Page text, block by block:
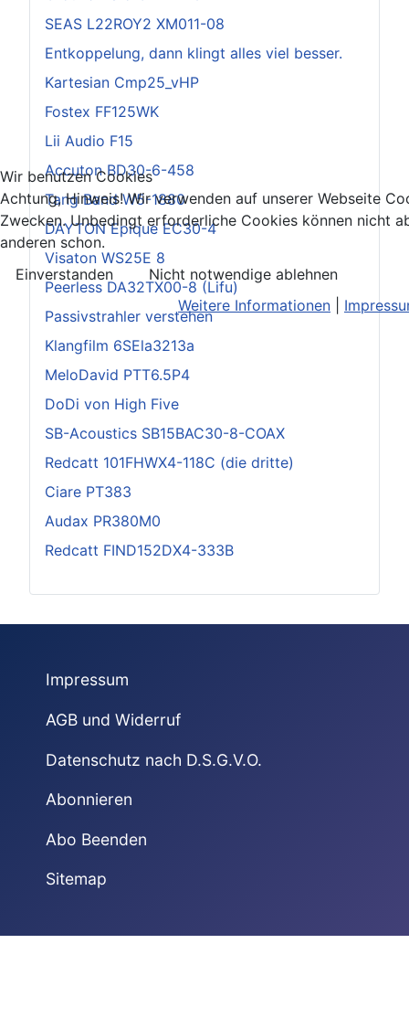
SEAS L22ROY2 XM011-08
Entkoppelung, dann klingt alles viel besser.
Kartesian Cmp25_vHP
Fostex FF125WK
Lii Audio F15
Accuton BD30-6-458
Tang Band W5-1880
DAYTON Epique EC30-4
Visaton WS25E 8
Peerless DA32TX00-8 (Lifu)
Passivstrahler verstehen
Klangfilm 6SEla3213a
MeloDavid PTT6.5P4
DoDi von High Five
SB-Acoustics SB15BAC30-8-COAX
Redcatt 101FHWX4-118C (die dritte)
Ciare PT383
Audax PR380M0
Redcatt FIND152DX4-333B
Impressum
AGB und Widerruf
Datenschutz nach D.S.G.V.O.
Abonnieren
Abo Beenden
Sitemap
Wir benutzen Cookies
Achtung, Hinweis! Wir verwenden auf unserer Webseite
Zwecken. Unbedingt erforderliche Cookies können nicht
anderen schon.
Einverstanden
Nicht notwendige ablehnen
Weitere Informationen